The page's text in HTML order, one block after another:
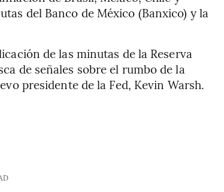
del Banco de México (Banxico) y la
de las minutas de la Reserva
de señales sobre el rumbo de la
presidente de la Fed, Kevin Warsh.